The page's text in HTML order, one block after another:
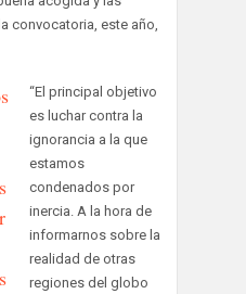
convocatoria, este año,
“El principal objetivo
es luchar contra la
ignorancia a la que
estamos
condenados por
inercia. A la hora de
informarnos sobre la
realidad de otras
regiones del globo